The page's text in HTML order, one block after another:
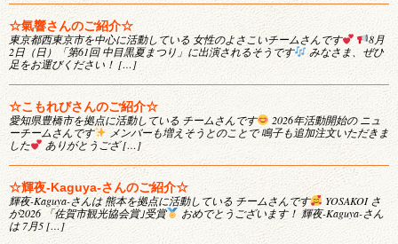
☆氣響さんのご紹介☆
東京都西東京市を中心に活動している 女性のよさこいチームさんです
8月
2日（日）「第61回 中目黒夏まつり」に出演されるそうです
みなさま、ぜひ
足をお運びください！ […]
☆こもれびさんのご紹介☆
愛知県豊橋市を拠点に活動している チームさんです
2026年活動開始の ニュ
ーチームさんです
メンバーも増えそうとのことで 鳴子も追加注文いただきま
した
ありがとうござ […]
☆輝夜-Kaguya-さんのご紹介☆
輝夜-Kaguya-さんは 熊本を拠点に活動している チームさんです
YOSAKOI さ
が2026 「佐賀市観光協会賞｣受賞
おめでとうございます！ 輝夜-Kaguya-さん
は 7月5 […]